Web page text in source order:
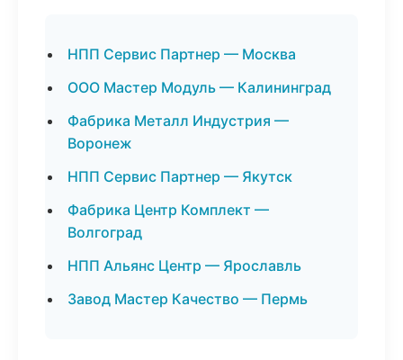
НПП Сервис Партнер — Москва
ООО Мастер Модуль — Калининград
Фабрика Металл Индустрия —
Воронеж
НПП Сервис Партнер — Якутск
Фабрика Центр Комплект —
Волгоград
НПП Альянс Центр — Ярославль
Завод Мастер Качество — Пермь